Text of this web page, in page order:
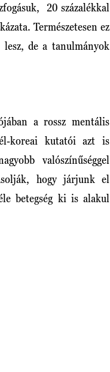
20 százalékkal
Természetesen ez
de a tanulmányok
a rossz mentális
koreai kutatói azt is
valószínűséggel
hogy járjunk el
betegség ki is alakul